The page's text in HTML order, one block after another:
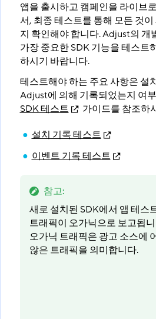
앱을 출시하고 캠페인을 라이브
서, 최종 테스트를 통해 모든 것
지 확인해야 합니다. Adjust의 개
가장 중요한 SDK 기능을 테스트
하시기 바랍니다.
테스트해야 하는 주요 사항은 설
Adjust에 의해 기록되었는지 여
SDK 테스트
가이드를 참조하
설치 기록 테스트
이벤트 기록 테스트
참고:
새로 설치된 SDK에서 앱 테스
트래픽이 오가닉으로 보고됩
오가닉 트래픽은 광고 소스에
않은 트래픽을 의미합니다.